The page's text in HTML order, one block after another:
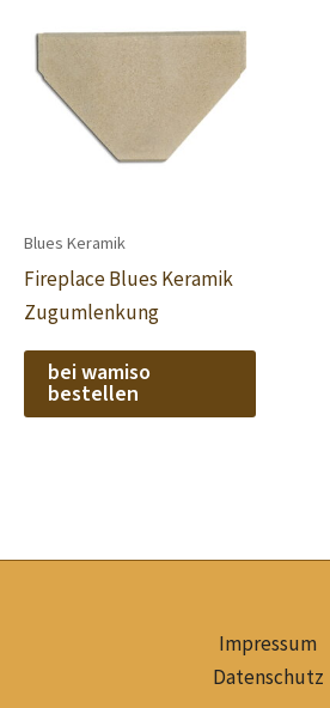
Blues Keramik
Fireplace Blues Keramik
Zugumlenkung
bei wamiso
bestellen
Impressum
Datenschutz